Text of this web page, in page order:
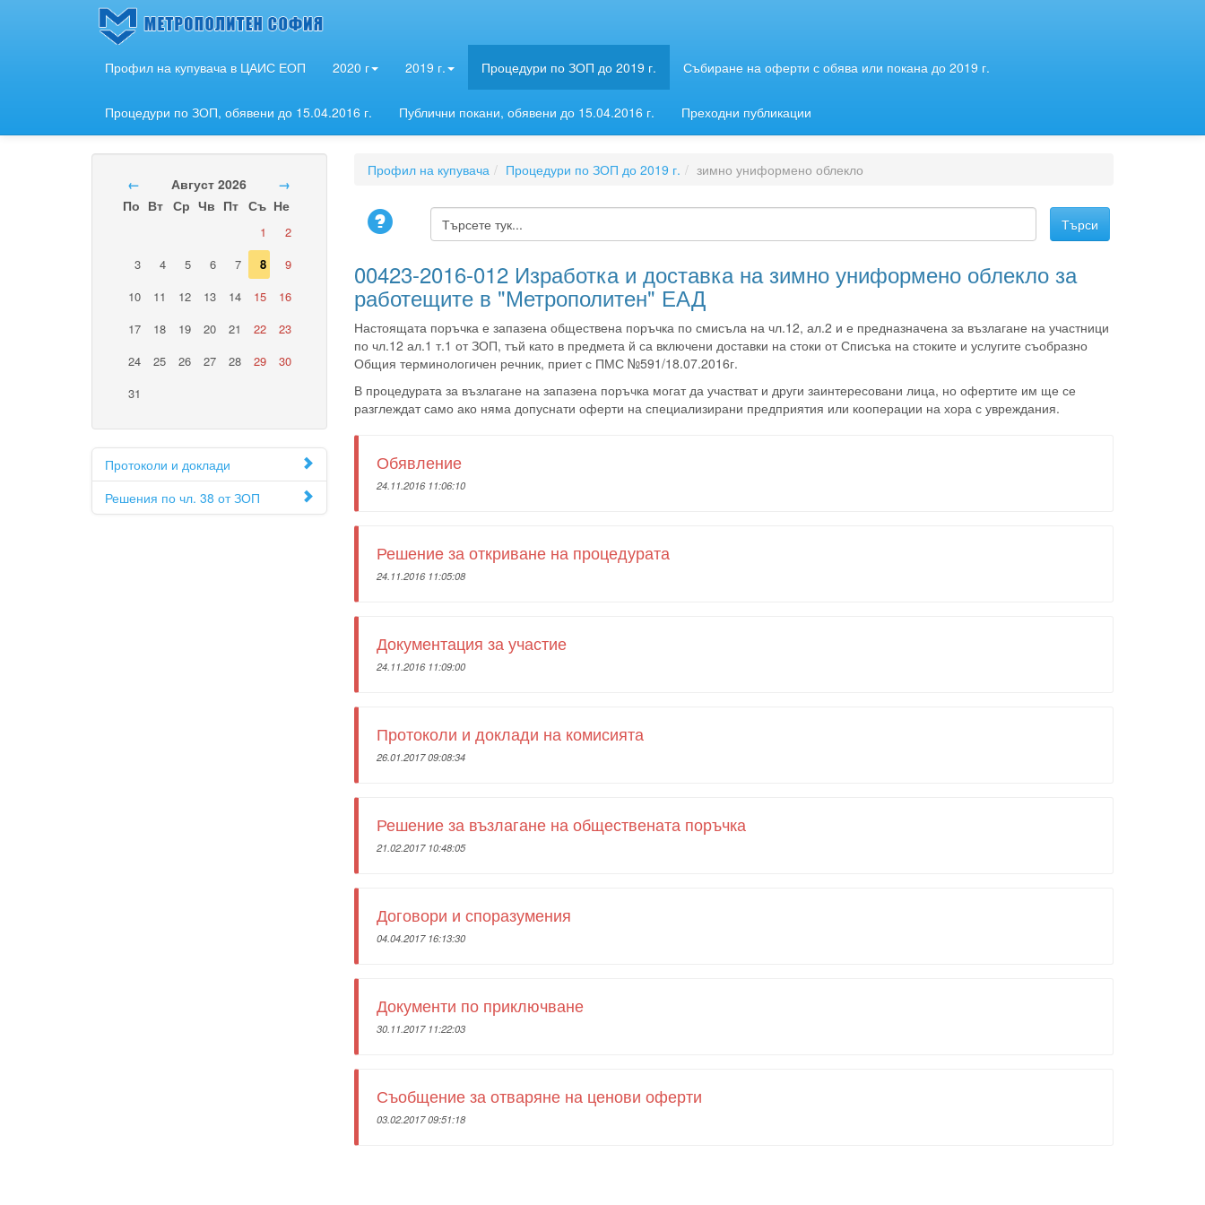
Профил на купувача в ЦАИС ЕОП 2020 г 2019 г. Процедури по ЗОП до 2019 г. Събиране на оферти с обява или покана до 2019 г.
Процедури по ЗОП, обявени до 15.04.2016 г. Публични покани, обявени до 15.04.2016 г. Преходни публикации
← Август 2026
→
По Вт Ср Чв Пт Съ Не
1
2
3
4 5 6 7 8
9
10
11 12 13 14 15
16
17
18 19 20 21 22
23
24
25 26 27 28 29
30
31
Протоколи и доклади
Решения по чл. 38 от ЗОП
Профил на купувача Процедури по ЗОП до 2019 г. зимно униформено облекло
00423-2016-012 Изработка и доставка на зимно униформено облекло за
работещите в "Метрополитен" ЕАД
Настоящата поръчка е запазена обществена поръчка по смисъла на чл.12, ал.2 и е предназначена за възлагане на участници
по чл.12 ал.1 т.1 от ЗОП, тъй като в предмета й са включени доставки на стоки от Списъка на стоките и услугите съобразно
Общия терминологичен речник, приет с ПМС №591/18.07.2016г.
В процедурата за възлагане на запазена поръчка могат да участват и други заинтересовани лица, но офертите им ще се
разглеждат само ако няма допуснати оферти на специализирани предприятия или кооперации на хора с увреждания.
Обявление
24.11.2016 11:06:10
Решениe за откриване на процедурата
24.11.2016 11:05:08
Документация за участие
24.11.2016 11:09:00
Протоколи и доклади на комисията
26.01.2017 09:08:34
Решение за възлагане на обществената поръчка
21.02.2017 10:48:05
Договори и споразумения
04.04.2017 16:13:30
Документи по приключване
30.11.2017 11:22:03
Съобщение за отваряне на ценови оферти
03.02.2017 09:51:18